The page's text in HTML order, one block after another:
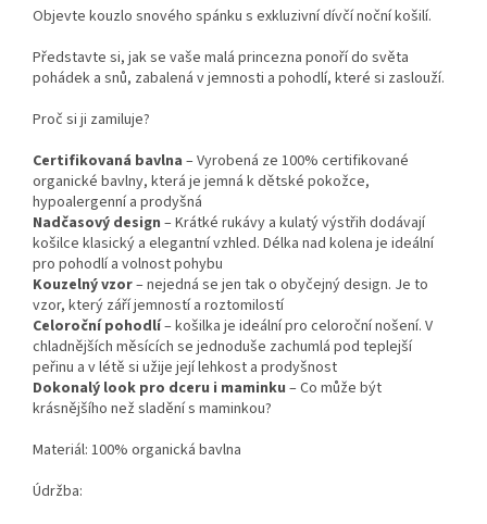
Objevte kouzlo snového spánku s exkluzivní dívčí noční košilí.
Představte si, jak se vaše malá princezna ponoří do světa
pohádek a snů, zabalená v jemnosti a pohodlí, které si zaslouží.
Proč si ji zamiluje?
Certifikovaná bavlna – Vyrobená ze 100% certifikované
organické bavlny, která je jemná k dětské pokožce,
hypoalergenní a prodyšná
Nadčasový design – Krátké rukávy a kulatý výstřih dodávají
košilce klasický a elegantní vzhled. Délka nad kolena je ideální
pro pohodlí a volnost pohybu
Kouzelný vzor– nejedná se jen tak o obyčejný design. Je to
vzor, který září jemností a roztomilostí
Celoroční pohodlí– košilka je ideální pro celoroční nošení. V
chladnějších měsících se jednoduše zachumlá pod teplejší
peřinu a v létě si užije její lehkost a prodyšnost
Dokonalý look pro dceru i maminku – Co může být
krásnějšího než sladění s maminkou?
Materiál: 100% organická bavlna
Údržba: